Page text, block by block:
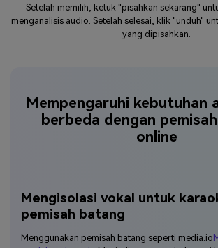
Setelah memilih, ketuk "pisahkan sekarang"
menganalisis audio. Setelah selesai, klik "unduh"
yang dipisahkan.
Mempengaruhi kebutuhan
berbeda dengan
online
Mengisolasi vokal untuk
pemisah batang
Menggunakan pemisah batang seperti media.io